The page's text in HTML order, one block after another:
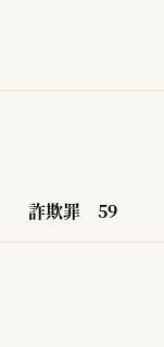
詐欺罪
59